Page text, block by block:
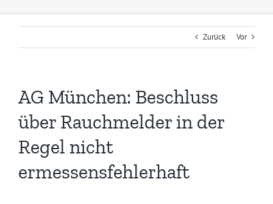
Zurück Vor
AG München: Beschluss
über Rauchmelder in der
Regel nicht
ermessensfehlerhaft